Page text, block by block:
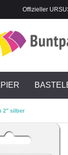
Offizieller
2" silber